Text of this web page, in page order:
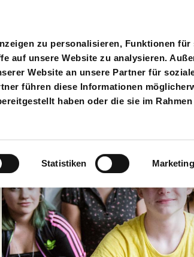
zu personalisieren, Funktionen für
auf unsere Website zu analysieren.
Website an unsere Partner für
führen diese Informationen
haben oder die sie im
Statistiken Marketing
search input Suche Anmelden